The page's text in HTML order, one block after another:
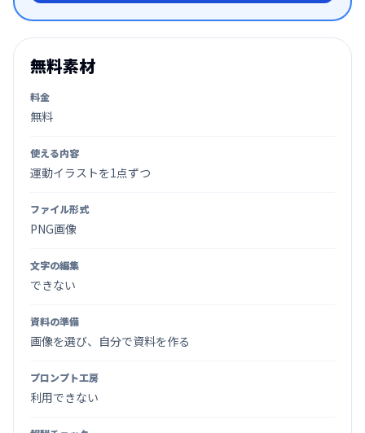
無料素材
料金
無料
使える内容
運動イラストを1点ずつ
ファイル形式
PNG画像
文字の編集
できない
資料の準備
画像を選び、自分で資料を作る
プロンプト工房
利用できない